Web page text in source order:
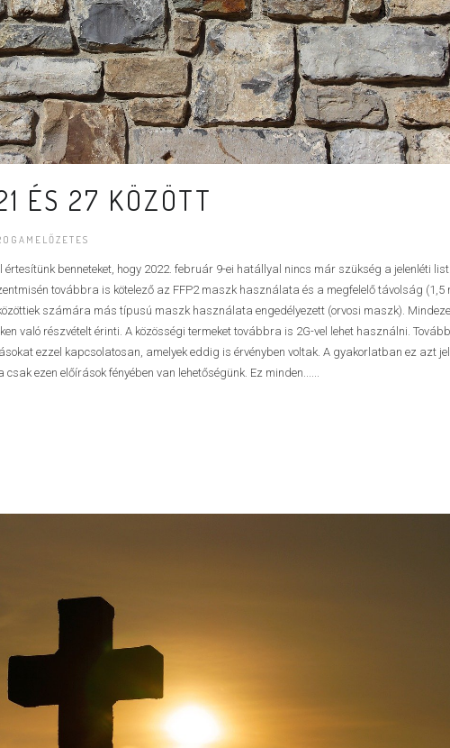
ÉS 27 KÖZÖTT
értesítünk benneteket, hogy 2022. február 9-ei hatállyal nincs már szükség a jelenléti
továbbra is kötelező az FFP2 maszk használata és a megfelelő távolság (1,5
számára más típusú maszk használata engedélyezett (orvosi maszk).
való részvételt érinti. A közösségi termeket továbbra is 2G-vel lehet használni.
ezzel kapcsolatosan, amelyek eddig is érvényben voltak. A gyakorlatban ez azt
ezen előírások fényében van lehetőségünk. Ez minden......